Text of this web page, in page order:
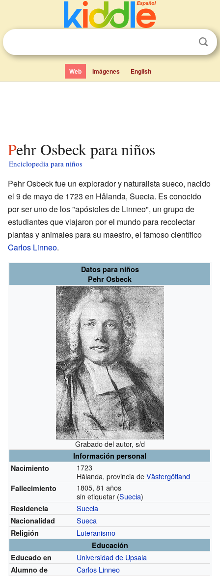
Web Imágenes English
Pehr Osbeck para niños
Enciclopedia para niños
Pehr Osbeck fue un explorador y naturalista sueco, nacido
el 9 de mayo de 1723 en Hålanda, Suecia. Es conocido
por ser uno de los "apóstoles de Linneo", un grupo de
estudiantes que viajaron por el mundo para recolectar
plantas y animales para su maestro, el famoso científico
Carlos Linneo.
Datos para niños
Pehr Osbeck
Grabado del autor, s/d
Información personal
Nacimiento
1723
Hålanda, provincia deVästergötland
Fallecimiento
1805, 81 años
sin etiquetar (Suecia)
Residencia Suecia
Nacionalidad Sueca
Religión Luteranismo
Educación
Educado en
Universidad de Upsala
Alumno de Carlos Linneo